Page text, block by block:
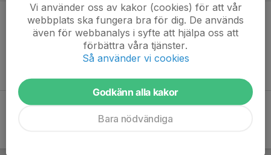
Vi använder oss av kakor (cookies) för att vår
webbplats ska fungera bra för dig. De används
även för webbanalys i syfte att hjälpa oss att
förbättra våra tjänster.
Så använder vi cookies
Godkänn alla kakor
Bara nödvändiga